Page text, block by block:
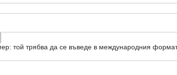
той трябва да се въведе в международния